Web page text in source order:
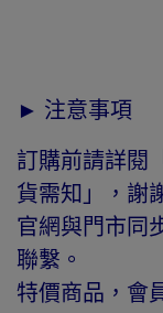
► 注意事項
訂購前請詳閱
貨需知」，謝
官網與門市同
聯繫。
特價商品，會